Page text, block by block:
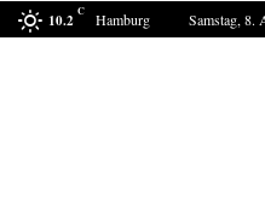
10.2 C Hamburg Samstag, 8.
Bestell-Scam –